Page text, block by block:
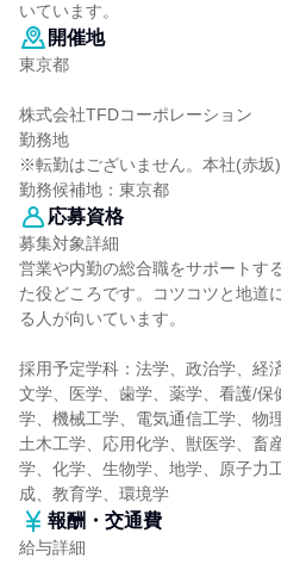
いています。
開催地
東京都
株式会社TFDコーポレーション
勤務地
※転勤はございません。本社(赤坂
勤務候補地：東京都
応募資格
募集対象詳細
営業や内勤の総合職をサポートす
た役どころです。コツコツと地道
る人が向いています。
採用予定学科：法学、政治学、経
文学、医学、歯学、薬学、看護/
学、機械工学、電気通信工学、物
土木工学、応用化学、獣医学、畜
学、化学、生物学、地学、原子力
成、教育学、環境学
報酬・交通費
給与詳細